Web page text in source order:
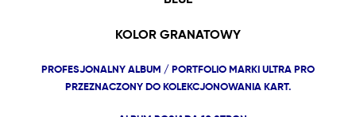
KOLOR GRANATOWY
PROFESJONALNY ALBUM / PORTFOLIO MARKI ULTRA PRO
PRZEZNACZONY DO KOLEKCJONOWANIA KART.